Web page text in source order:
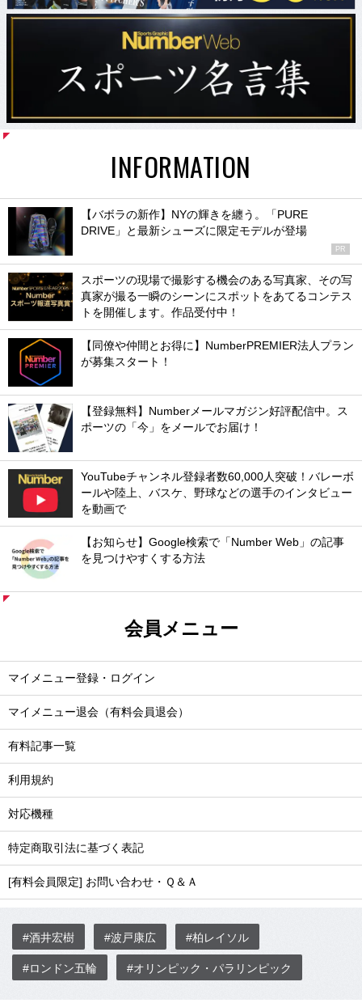
INFORMATION
【バボラの新作】NYの輝きを纏う。「PURE
DRIVE」と最新シューズに限定モデルが登場
PR
スポーツの現場で撮影する機会のある写真家、その写
真家が撮る一瞬のシーンにスポットをあてるコンテス
トを開催します。作品受付中！
【同僚や仲間とお得に】NumberPREMIER法人プラン
が募集スタート！
【登録無料】Numberメールマガジン好評配信中。ス
ポーツの「今」をメールでお届け！
YouTubeチャンネル登録者数60,000人突破！バレーボ
ールや陸上、バスケ、野球などの選手のインタビュー
を動画で
【お知らせ】Google検索で「Number Web」の記事
を見つけやすくする方法
会員メニュー
マイメニュー登録・ログイン
マイメニュー退会（有料会員退会）
有料記事一覧
利用規約
対応機種
特定商取引法に基づく表記
[有料会員限定] お問い合わせ・Ｑ＆Ａ
#酒井宏樹 #波戸康広 #柏レイソル
#ロンドン五輪 #オリンピック・パラリンピック